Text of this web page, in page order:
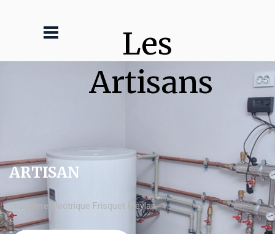
Les
Artisans
ARTISAN
chaudière électrique Frisquet Meylan